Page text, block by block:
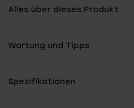
Alles über dieses Produkt
Wartung und Tipps
Spezifikationen